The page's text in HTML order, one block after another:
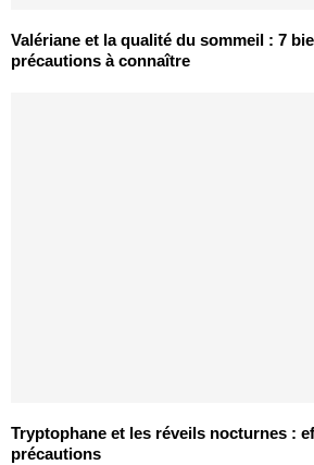
Valériane et la qualité du sommeil : 7
précautions à connaître
Tryptophane et les réveils nocturnes :
précautions